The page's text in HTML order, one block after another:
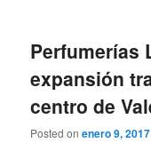
Perfumerías
expansión
centro de
Posted onenero 9, 2017